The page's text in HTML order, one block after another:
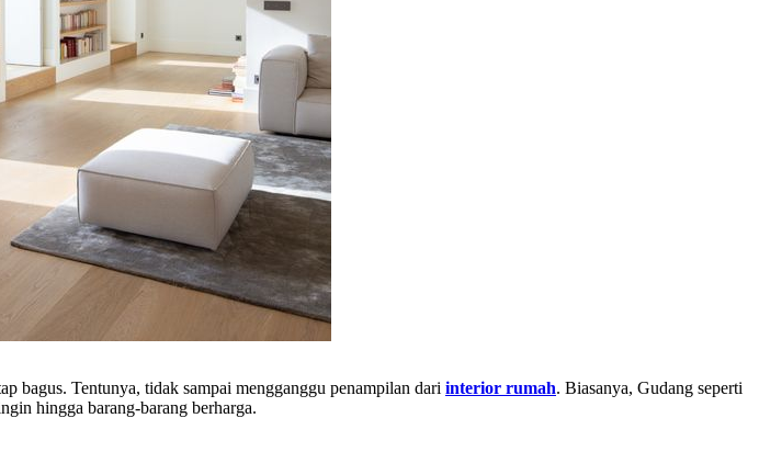
bagus. Tentunya, tidak sampai mengganggu penampilan dari interior rumah. Biasanya, Gudang seperti
hingga barang-barang berharga.